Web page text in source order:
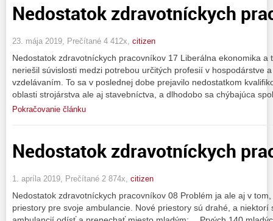
Nedostatok zdravotníckych
23. mája 2019, Prečítané 4 412x, citizen
Nedostatok zdravotníckych pracovníkov 17 Liberálna ekonomika a
neriešil súvislosti medzi potrebou určitých profesií v hospodárstve
vzdelávaním. To sa v poslednej dobe prejavilo nedostatkom
oblasti strojárstva ale aj stavebníctva, a dlhodobo sa chýbajúca
Pokračovanie článku
Nedostatok zdravotníckych
1. apríla 2019, Prečítané 2 874x, citizen
Nedostatok zdravotníckych pracovníkov 08 Problém ja ale aj v
priestory pre svoje ambulancie. Nové priestory sú drahé, a